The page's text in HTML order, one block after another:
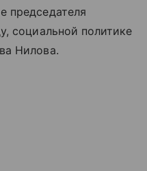
председателя
социальной политике
Нилова.